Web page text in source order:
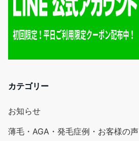
カテゴリー
お知らせ
薄毛・AGA・発毛症例・お客様の声